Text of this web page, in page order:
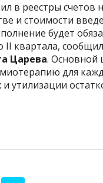
в реестры счетов
и стоимости
будет
II квартала,
Царева. Основной
для
утилизации